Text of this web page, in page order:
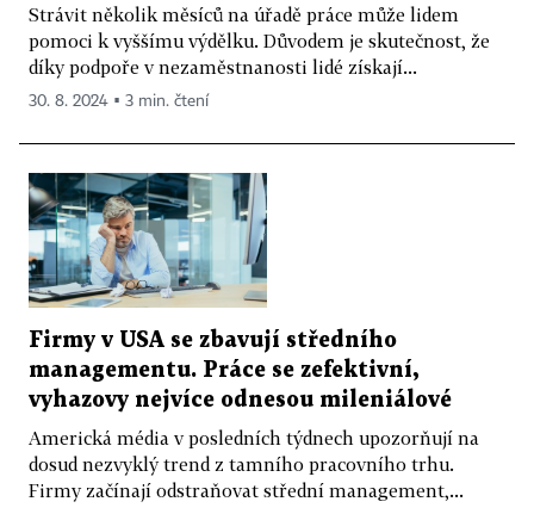
Strávit několik měsíců na úřadě práce může lidem
pomoci k vyššímu výdělku. Důvodem je skutečnost, že
díky podpoře v nezaměstnanosti lidé získají...
30. 8. 2024 ▪ 3 min. čtení
Firmy v USA se zbavují středního
managementu. Práce se zefektivní,
vyhazovy nejvíce odnesou mileniálové
Americká média v posledních týdnech upozorňují na
dosud nezvyklý trend z tamního pracovního trhu.
Firmy začínají odstraňovat střední management,...